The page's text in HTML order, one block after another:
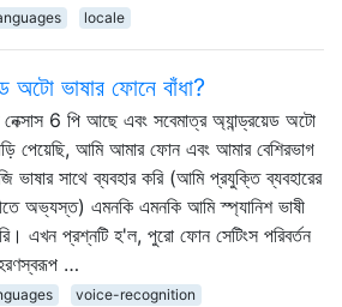
locale
অটো ভাষার ফোনে বাঁধা?
6 পি আছে এবং সবেমাত্র অ্যান্ড্রয়েড অটো
পেয়েছি, আমি আমার ফোন এবং আমার বেশিরভাগ
ভাষার সাথে ব্যবহার করি (আমি প্রযুক্তি ব্যবহারের
অভ্যস্ত) এমনকি এমনকি আমি স্প্যানিশ ভাষী
এখন প্রশ্নটি হ'ল, পুরো ফোন সেটিংস পরিবর্তন
…
voice-recognition